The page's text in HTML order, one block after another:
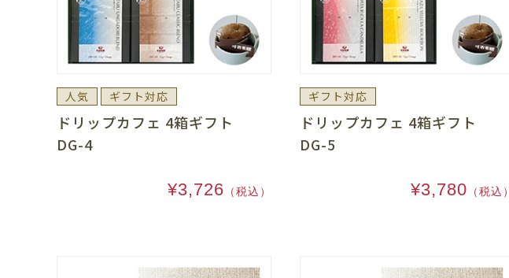
人気 ギフト対応
ドリップカフェ 4箱ギフト
DG-4
¥3,726 （税込）
ギフト対応
ドリップカフェ 4箱ギフト
DG-5
¥3,780 （税込）